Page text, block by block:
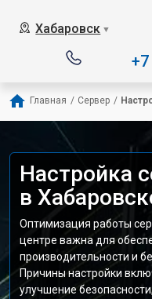
Хабаровск ▼
Главная / Сервер /
Настройка
в
Оптимизация работы
центре важна для
производительности и
Причины настройки
улучшение